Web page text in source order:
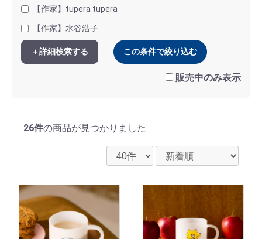
【作家】tupera tupera
【作家】水谷浩子
＋詳細検索する この条件で絞り込む
販売中のみ表示
26件の商品が見つかりました